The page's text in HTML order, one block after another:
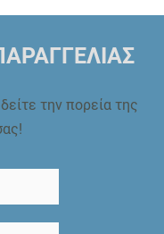
την πορεία της